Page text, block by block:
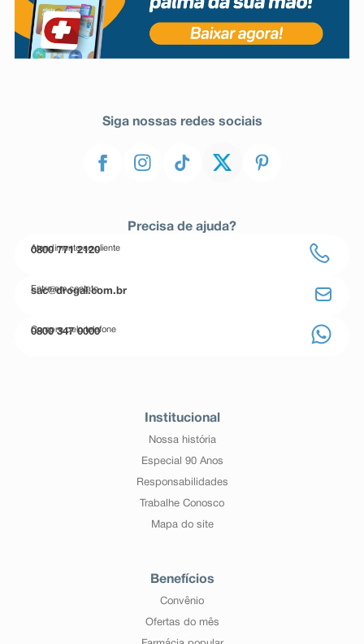
Siga nossas redes sociais
Precisa de ajuda?
Atendimento ao cliente
0800 771 2120
Entre em contato
sac@drogal.com.br
Compre pelo telefone
0800 347 0000
Institucional
Nossa história
Especial 90 Anos
Responsabilidades
Trabalhe Conosco
Mapa do site
Benefícios
Convênio
Ofertas do mês